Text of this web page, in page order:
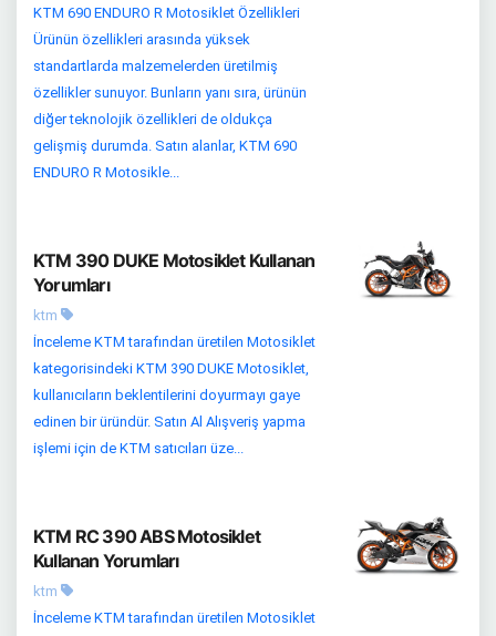
KTM 690 ENDURO R Motosiklet Özellikleri
Ürünün özellikleri arasında yüksek
standartlarda malzemelerden üretilmiş
özellikler sunuyor. Bunların yanı sıra, ürünün
diğer teknolojik özellikleri de oldukça
gelişmiş durumda. Satın alanlar, KTM 690
ENDURO R Motosikle...
KTM 390 DUKE Motosiklet Kullanan
Yorumları
ktm
İnceleme KTM tarafından üretilen Motosiklet
kategorisindeki KTM 390 DUKE Motosiklet,
kullanıcıların beklentilerini doyurmayı gaye
edinen bir üründür. Satın Al Alışveriş yapma
işlemi için de KTM satıcıları üze...
KTM RC 390 ABS Motosiklet
Kullanan Yorumları
ktm
İnceleme KTM tarafından üretilen Motosiklet